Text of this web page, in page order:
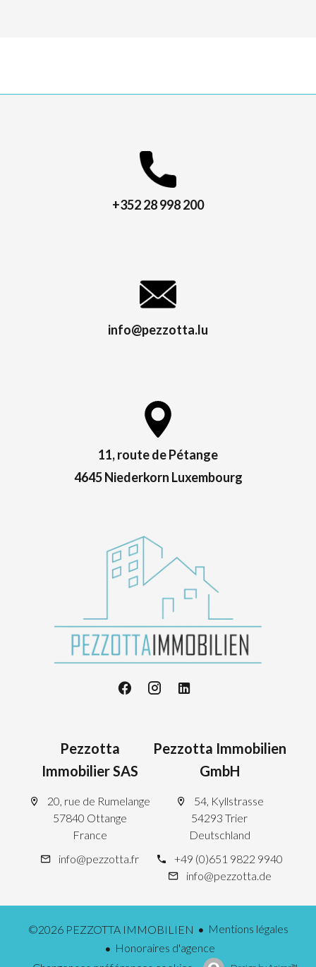
+352 28 998 200
info@pezzotta.lu
11, route de Pétange
4645 Niederkorn Luxembourg
Pezzotta
Immobilier SAS
20, rue de Rumelange
57840 Ottange
France
info@pezzotta.fr
Pezzotta Immobilien
GmbH
54, Kyllstrasse
54293 Trier
Deutschland
+49 (0)651 9822 9940
info@pezzotta.de
©2026 PEZZOTTA IMMOBILIEN
Mentions légales
Honoraires d'agence